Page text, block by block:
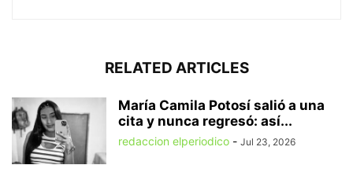
RELATED ARTICLES
María Camila Potosí salió a una
cita y nunca regresó: así...
redaccion elperiodico - Jul 23, 2026